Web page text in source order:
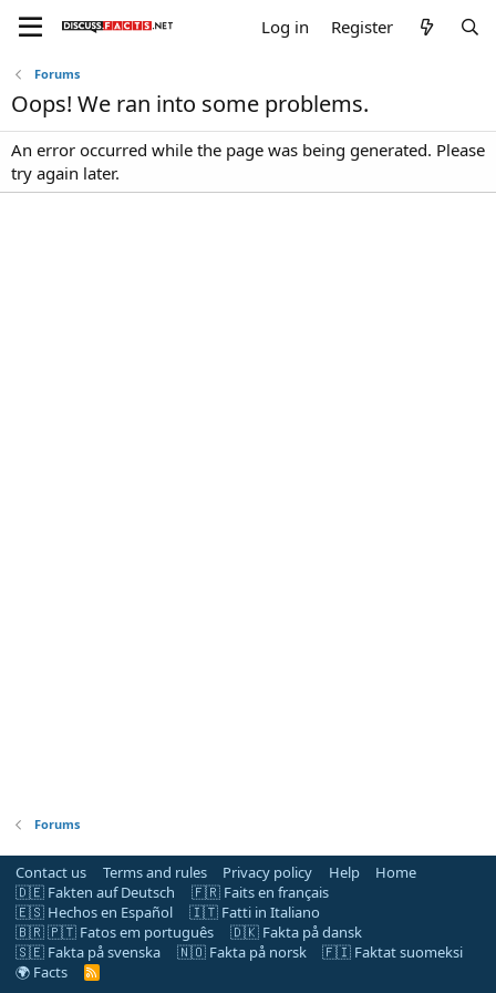
Log in Register
Forums
Oops! We ran into some problems.
An error occurred while the page was being generated. Please
try again later.
Forums
Contact us Terms and rules Privacy policy Help
Home
🇩🇪 Fakten auf Deutsch
🇫🇷 Faits en français
🇪🇸 Hechos en Español
🇮🇹 Fatti in Italiano
🇧🇷 🇵🇹 Fatos em português
🇩🇰 Fakta på dansk
🇸🇪 Fakta på svenska
🇳🇴 Fakta på norsk
🇫🇮 Faktat suomeksi
🌍 Facts
R